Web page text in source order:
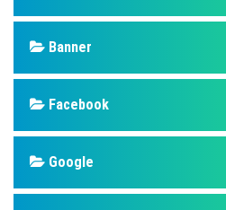
Banner
Facebook
Google